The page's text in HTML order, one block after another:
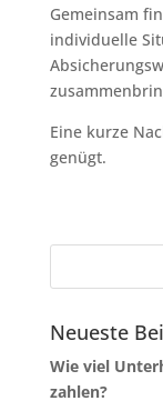
Gemeinsam
individuelle
Eine kurze
genügt.
Neueste
Wie viel
zahlen?